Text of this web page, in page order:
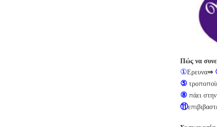
Πώς να
①Ερευνα⇒
⑤
⑧ πάει
⑪